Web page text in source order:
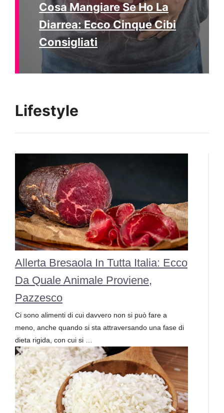
Cosa Mangiare Se Ho La
Diarrea: Ecco Cinque Cibi
Consigliati
Lifestyle
Allerta Bresaola In Tutta Italia: Ecco
Da Quale Animale Proviene,
Pazzesco
Ci sono alimenti di cui davvero non si può fare a
meno, anche quando si sta attraversando una fase di
dieta rigida, con cui si …